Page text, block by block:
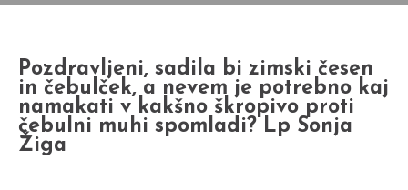
Pozdravljeni, sadila bi zimski česen
in čebulček, a nevem je potrebno kaj
namakati v kakšno škropivo proti
čebulni muhi spomladi? Lp Sonja
Žiga